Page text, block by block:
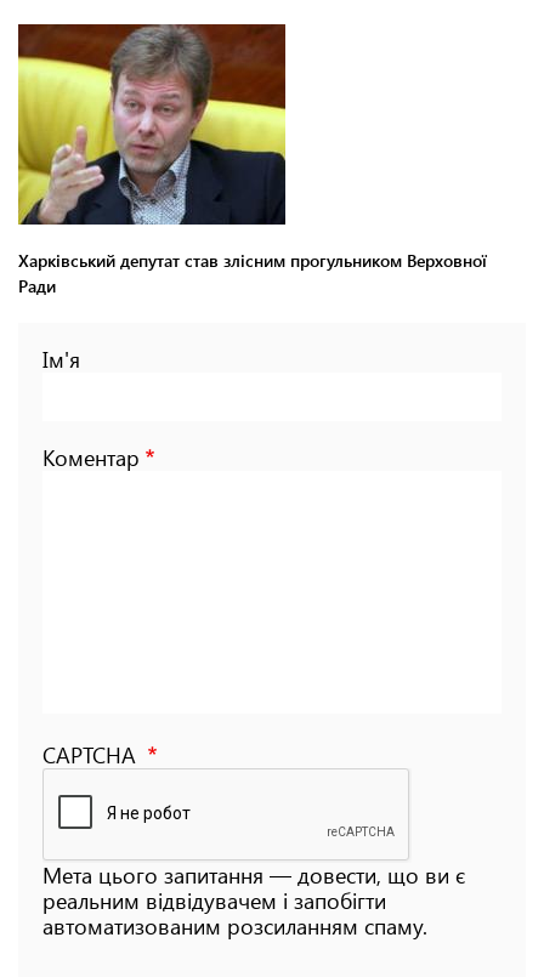
Харківський депутат став злісним прогульником Верховної
Ради
Ім'я
Коментар
CAPTCHA
Мета цього запитання — довести, що ви є
реальним відвідувачем і запобігти
автоматизованим розсиланням спаму.